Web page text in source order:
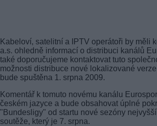
Kabeloví, satelitní a IPTV operátoři by měli
a.s. ohledně informací o distribuci kanálů
také doporučujeme kontaktovat tuto
možnosti distribuce nové lokalizované
bude spuštěna 1. srpna 2009.
Komentář k tomuto novému kanálu
českém jazyce a bude obsahovat úplné
"Bundesligy" od startu nové sezóny
soutěže, který je 7. srpna.